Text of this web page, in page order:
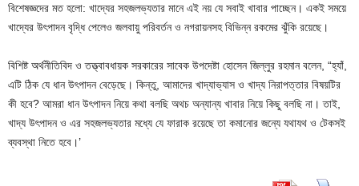
বিশেষজ্ঞদের মত হলো: খাদ্যের সহজলভ্যতার মানে এই নয় যে সবাই খাবার পাচ্ছেন। একই সময়ে
খাদ্যের উৎপাদন বৃদ্ধি পেলেও জলবায়ু পরিবর্তন ও নগরায়নসহ বিভিন্ন রকমের ঝুঁকি রয়েছে।
বিশিষ্ট অর্থনীতিবিদ ও তত্ত্বাবধায়ক সরকারের সাবেক উপদেষ্টা হোসেন জিল্লুর রহমান বলেন, “হ্যাঁ,
এটি ঠিক যে ধান উৎপাদন বেড়েছে। কিন্তু, আমাদের খাদ্যাভ্যাস ও খাদ্য নিরাপত্তার বিষয়টির
কী হবে? আমরা ধান উৎপাদন নিয়ে কথা বলছি অথচ অন্যান্য খাবার নিয়ে কিছু বলছি না। তাই,
খাদ্য উৎপাদন ও এর সহজলভ্যতার মধ্যে যে ফারাক রয়েছে তা কমানোর জন্যে যথাযথ ও টেকসই
ব্যবস্থা নিতে হবে।’